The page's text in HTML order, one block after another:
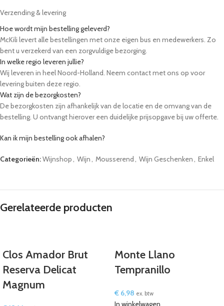
Verzending & levering
Hoe wordt mijn bestelling geleverd?
McKili levert alle bestellingen met onze eigen bus en medewerkers. Zo
bent u verzekerd van een zorgvuldige bezorging.
In welke regio leveren jullie?
Wij leveren in heel Noord-Holland. Neem contact met ons op voor
levering buiten deze regio.
Wat zijn de bezorgkosten?
De bezorgkosten zijn afhankelijk van de locatie en de omvang van de
bestelling. U ontvangt hierover een duidelijke prijsopgave bij uw offerte.
Kan ik mijn bestelling ook afhalen?
Kunnen tafels, stoelen en servies meegeleverd worden?
Hoe lang van tevoren moet ik bestellen?
Wij raden aan om minimaal 48 uur van tevoren te bestellen. Voor grote
evenementen adviseren we om eerder contact op te nemen.
Categorieën:Wijnshop, Wijn, Mousserend, Wijn Geschenken, Enkel
Gerelateerde producten
Clos Amador Brut
Reserva Delicat
Magnum
Monte Llano
Tempranillo
€ 6,98 ex. btw
In winkelwagen